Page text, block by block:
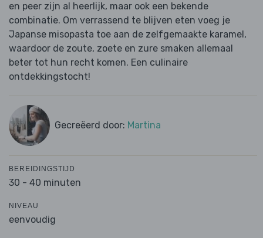
en peer zijn al heerlijk, maar ook een bekende
combinatie. Om verrassend te blijven eten voeg je
Japanse misopasta toe aan de zelfgemaakte karamel,
waardoor de zoute, zoete en zure smaken allemaal
beter tot hun recht komen. Een culinaire
ontdekkingstocht!
Gecreëerd door: Martina
BEREIDINGSTIJD
30 - 40 minuten
NIVEAU
eenvoudig